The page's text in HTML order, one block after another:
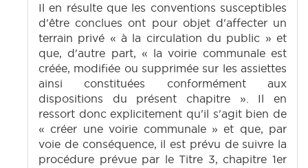
Il en résulte que les conventions susceptibles
d'être conclues ont pour objet d'affecter un
terrain privé « à la circulation du public » et
que, d'autre part, « la voirie communale est
créée, modifiée ou supprimée sur les assiettes
ainsi constituées conformément aux
dispositions du présent chapitre ». Il en
ressort donc explicitement qu'il s'agit bien de
« créer une voirie communale » et que, par
voie de conséquence, il est prévu de suivre la
procédure prévue par le Titre 3, chapitre 1er